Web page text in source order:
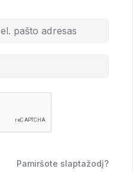
Pamiršote slaptažodį?